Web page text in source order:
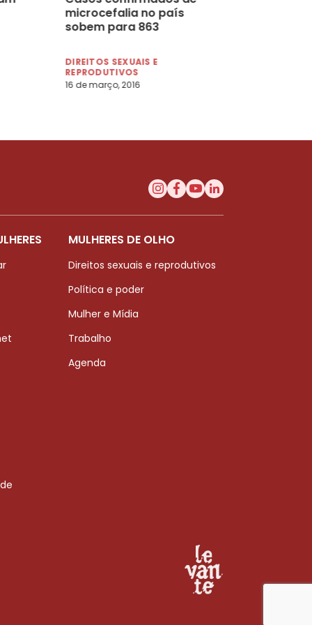
microcefalia no país
sobem para 863
DIREITOS SEXUAIS E
REPRODUTIVOS
16 de março, 2016
MULHERES DE OLHO
Direitos sexuais e reprodutivos
Política e poder
Mulher e Mídia
Trabalho
Agenda